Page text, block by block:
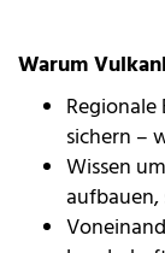
Warum
sichern –
Wissen
aufbauen,